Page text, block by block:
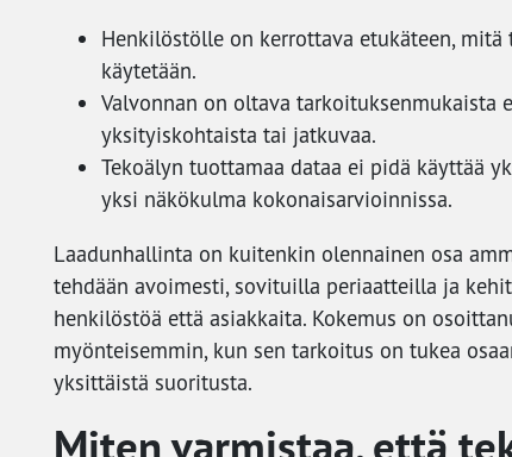
Henkilöstölle on kerrottava etukäteen,
käytetään.
Valvonnan on oltava tarkoituksenmukaista
yksityiskohtaista tai jatkuvaa.
Tekoälyn tuottamaa dataa ei pidä käyttää
yksi näkökulma kokonaisarvioinnissa.
Laadunhallinta on kuitenkin olennainen osa
tehdään avoimesti, sovituilla periaatteilla ja
henkilöstöä että asiakkaita. Kokemus on
myönteisemmin, kun sen tarkoitus on tukea
yksittäistä suoritusta.
Miten varmistaa, että